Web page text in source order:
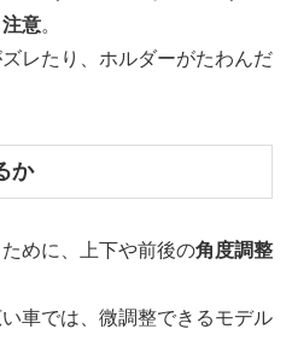
意。
レたり、ホルダーがたわんだ
か
めに、上下や前後の角度調整
車では、微調整できるモデル